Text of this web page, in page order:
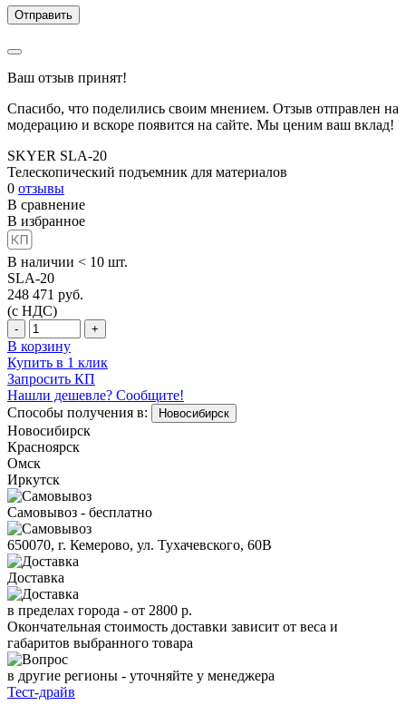
Ваш отзыв принят!
Спасибо, что поделились своим мнением. Отзыв отправлен на
модерацию и вскоре появится на сайте. Мы ценим ваш вклад!
SKYER SLA-20
Телескопический подъемник для материалов
0 отзывы
В сравнение
В избранное
В наличии < 10 шт.
SLA-20
248 471 руб.
(с НДС)
- +
В корзину
Купить в 1 клик
Запросить КП
Нашли дешевле? Сообщите!
Способы получения в:
Новосибирск
Новосибирск
Красноярск
Омск
Иркутск
Самовывоз - бесплатно
650070, г. Кемерово, ул. Тухачевского, 60В
Доставка
в пределах города - от 2800 р.
Окончательная стоимость доставки зависит от веса и
габаритов выбранного товара
в другие регионы - уточняйте у менеджера
Тест-драйв